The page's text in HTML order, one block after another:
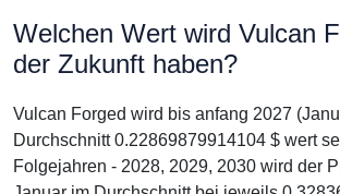
Welchen Wert wird Vulcan
der Zukunft haben?
Vulcan Forged wird bis anfang 2027
Durchschnitt 0.22869879914104 $ wert
Folgejahren - 2028, 2029, 2030 wird der